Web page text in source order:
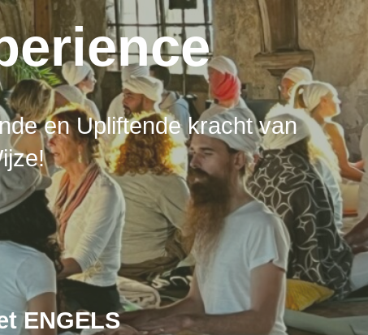
en Upliftende kracht van
ENGELS